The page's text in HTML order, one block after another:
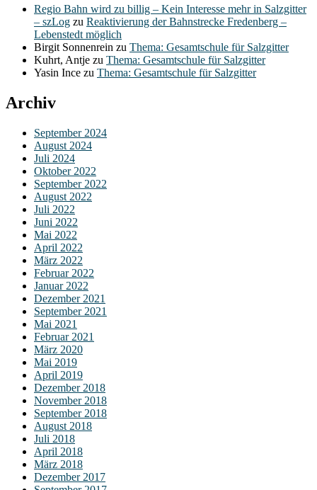
Regio Bahn wird zu billig – Kein Interesse mehr in Salzgitter
– szLog zu Reaktivierung der Bahnstrecke Fredenberg –
Lebenstedt möglich
Birgit Sonnenrein zu Thema: Gesamtschule für Salzgitter
Kuhrt, Antje zu Thema: Gesamtschule für Salzgitter
Yasin Ince zu Thema: Gesamtschule für Salzgitter
Archiv
September 2024
August 2024
Juli 2024
Oktober 2022
September 2022
August 2022
Juli 2022
Juni 2022
Mai 2022
April 2022
März 2022
Februar 2022
Januar 2022
Dezember 2021
September 2021
Mai 2021
Februar 2021
März 2020
Mai 2019
April 2019
Dezember 2018
November 2018
September 2018
August 2018
Juli 2018
April 2018
März 2018
Dezember 2017